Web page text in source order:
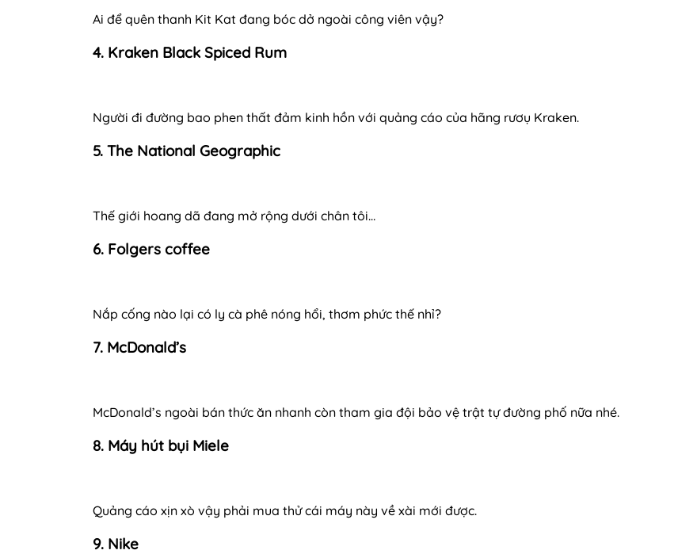
Ai để quên thanh Kit Kat đang bóc dở ngoài công viên vậy?
4. Kraken Black Spiced Rum
Người đi đường bao phen thất đảm kinh hồn với quảng cáo của hãng rươụ Kraken.
5. The National Geographic
Thế giới hoang dã đang mở rộng dưới chân tôi…
6. Folgers coffee
Nắp cống nào lại có ly cà phê nóng hổi, thơm phức thế nhỉ?
7. McDonald’s
McDonald’s ngoài bán thức ăn nhanh còn tham gia đội bảo vệ trật tự đường phố nữa nhé.
8. Máy hút bụi Miele
Quảng cáo xịn xò vậy phải mua thử cái máy này về xài mới được.
9. Nike